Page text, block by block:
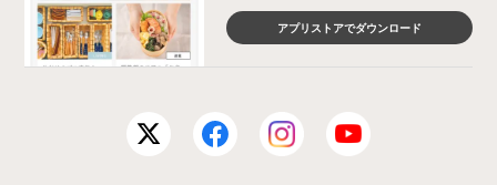
アプリストアでダウンロード